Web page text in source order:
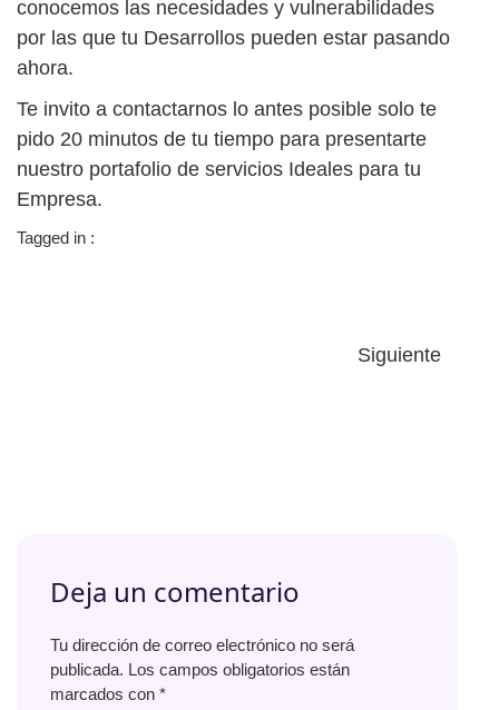
conocemos las necesidades y vulnerabilidades
por las que tu Desarrollos pueden estar pasando
ahora.
Te invito a contactarnos lo antes posible solo te
pido 20 minutos de tu tiempo para presentarte
nuestro portafolio de servicios Ideales para tu
Empresa.
Tagged in :
Siguiente
Deja un comentario
Tu dirección de correo electrónico no será
publicada. Los campos obligatorios están
marcados con *